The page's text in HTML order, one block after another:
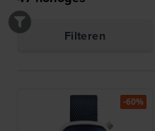
Filteren
-60%